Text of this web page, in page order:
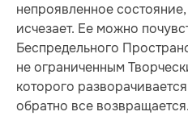
непроявленное
исчезает. Ее можно
Беспредельного
не ограниченным
которого
обратно все